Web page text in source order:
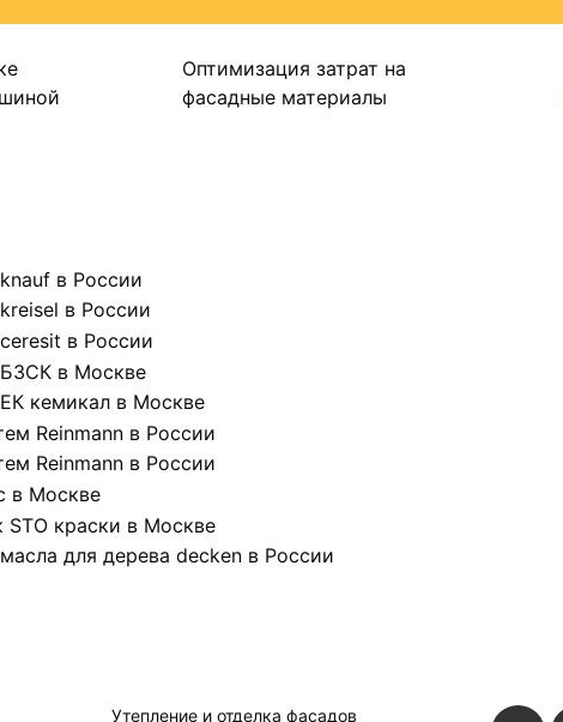
Оптимизация затрат на
фасадные материалы
Утепление и отделка фасадов